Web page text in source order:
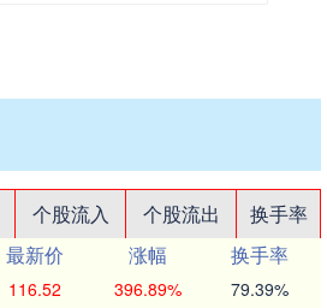
个股流入 个股流出
换手率
最新价 涨幅
换手率
116.52 396.89% 79.39%